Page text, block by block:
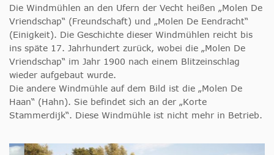
Die Windmühlen an den Ufern der Vecht heißen „Molen De
Vriendschap“ (Freundschaft) und „Molen De Eendracht“
(Einigkeit). Die Geschichte dieser Windmühlen reicht bis
ins späte 17. Jahrhundert zurück, wobei die „Molen De
Vriendschap“ im Jahr 1900 nach einem Blitzeinschlag
wieder aufgebaut wurde.
Die andere Windmühle auf dem Bild ist die „Molen De
Haan“ (Hahn). Sie befindet sich an der „Korte
Stammerdijk“. Diese Windmühle ist nicht mehr in Betrieb.